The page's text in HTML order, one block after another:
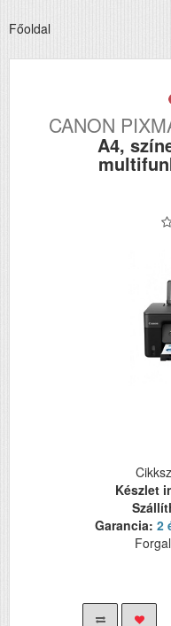
Főoldal
CANON
A4,
Készlet
Garancia: 2